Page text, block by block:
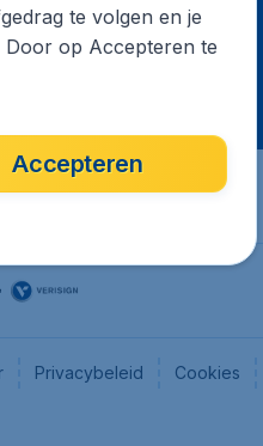
Privacybeleid Cookies
te volgen en je
Door op Accepteren te
Accepteren